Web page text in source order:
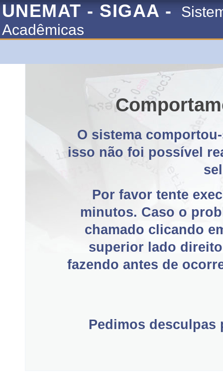
UNEMAT - SIGAA -
Acadêmicas
O sistema
isso não foi possível
Por favor tente
minutos. Caso o
chamado clicando
superior lado
fazendo antes de
Pedimos